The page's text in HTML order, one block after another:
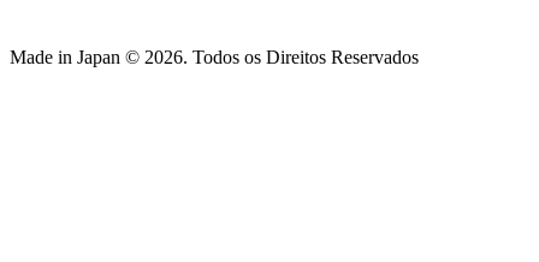
Made in Japan © 2026. Todos os Direitos Reservados